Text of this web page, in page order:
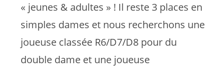
« jeunes & adultes » ! Il reste 3 places en
simples dames et nous recherchons une
joueuse classée R6/D7/D8 pour du
double dame et une joueuse